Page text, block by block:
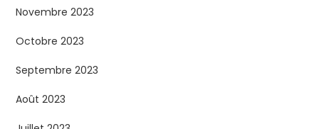
Novembre 2023
Octobre 2023
Septembre 2023
Août 2023